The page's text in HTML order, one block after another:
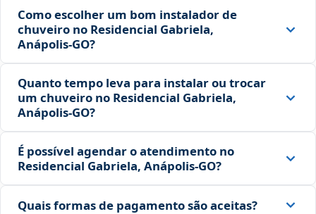
Como escolher um bom instalador de
chuveiro no Residencial Gabriela,
Anápolis‑GO?
Quanto tempo leva para instalar ou trocar
um chuveiro no Residencial Gabriela,
Anápolis‑GO?
É possível agendar o atendimento no
Residencial Gabriela, Anápolis‑GO?
Quais formas de pagamento são aceitas?